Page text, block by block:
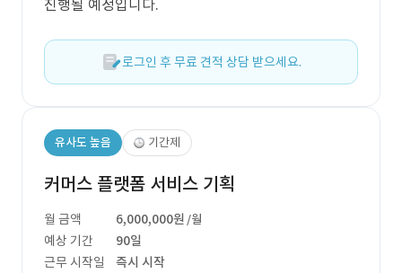
진행될 예정입니다.
로그인 후 무료 견적 상담 받으세요.
유사도 높음 기간제
커머스 플랫폼 서비스 기획
월 금액 6,000,000원 /월
예상 기간
90일
근무 시작일
즉시 시작